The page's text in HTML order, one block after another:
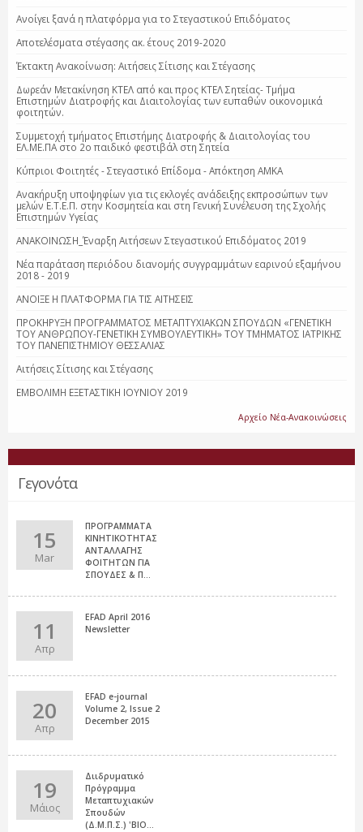
Ανοίγει ξανά η πλατφόρμα για το Στεγαστικού Επιδόματος
Αποτελέσματα στέγασης ακ. έτους 2019-2020
Έκτακτη Ανακοίνωση: Αιτήσεις Σίτισης και Στέγασης
Δωρεάν Μετακίνηση ΚΤΕΛ από και προς ΚΤΕΛ Σητείας- Τμήμα
Επιστημών Διατροφής και Διαιτολογίας των ευπαθών οικονομικά
φοιτητών.
Συμμετοχή τμήματος Επιστήμης Διατροφής & Διαιτολογίας του
ΕΛ.ΜΕ.ΠΑ στο 2ο παιδικό φεστιβάλ στη Σητεία
Κύπριοι Φοιτητές - Στεγαστικό Επίδομα - Απόκτηση ΑΜΚΑ
Ανακήρυξη υποψηφίων για τις εκλογές ανάδειξης εκπροσώπων των
μελών Ε.Τ.Ε.Π. στην Κοσμητεία και στη Γενική Συνέλευση της Σχολής
Επιστημών Υγείας
ΑΝΑΚΟΙΝΩΣΗ_Έναρξη Αιτήσεων Στεγαστικού Επιδόματος 2019
Νέα παράταση περιόδου διανομής συγγραμμάτων εαρινού εξαμήνου
2018 - 2019
ΑΝΟΙΞΕ Η ΠΛΑΤΦΟΡΜΑ ΓΙΑ ΤΙΣ ΑΙΤΗΣΕΙΣ
ΠΡΟΚΗΡΥΞΗ ΠΡΟΓΡΑΜΜΑΤΟΣ ΜΕΤΑΠΤΥΧΙΑΚΩΝ ΣΠΟΥΔΩΝ «ΓΕΝΕΤΙΚΗ
ΤΟΥ ΑΝΘΡΩΠΟΥ-ΓΕΝΕΤΙΚΗ ΣΥΜΒΟΥΛΕΥΤΙΚΗ» ΤΟΥ ΤΜΗΜΑΤΟΣ ΙΑΤΡΙΚΗΣ
ΤΟΥ ΠΑΝΕΠΙΣΤΗΜΙΟΥ ΘΕΣΣΑΛΙΑΣ
Αιτήσεις Σίτισης και Στέγασης
ΕΜΒΟΛΙΜΗ ΕΞΕΤΑΣΤΙΚΗ ΙΟΥΝΙΟΥ 2019
Αρχείο Νέα-Ανακοινώσεις
Γεγονότα
15
Mar
ΠΡΟΓΡΑΜΜΑΤΑ
ΚΙΝΗΤΙΚΟΤΗΤΑΣ
ΑΝΤΑΛΛΑΓΗΣ
ΦΟΙΤΗΤΩΝ ΓΙΑ
ΣΠΟΥΔΕΣ & Π...
11
Απρ
EFAD April 2016
Newsletter
20
Απρ
EFAD e-journal
Volume 2, Issue 2
December 2015
19
Μάιος
Διιδρυματικό
Πρόγραμμα
Μεταπτυχιακών
Σπουδών
(Δ.Μ.Π.Σ.) 'ΒΙΟ...